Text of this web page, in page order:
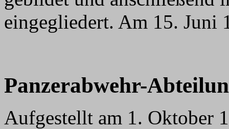
eingegliedert. Am 15. Juni
Panzerabwehr-
Aufgestellt am 1. Oktober